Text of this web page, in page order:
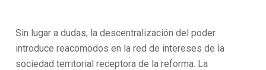
Sin lugar a dudas, la descentralización del poder
introduce reacomodos en la red de intereses de la
sociedad territorial receptora de la reforma. La